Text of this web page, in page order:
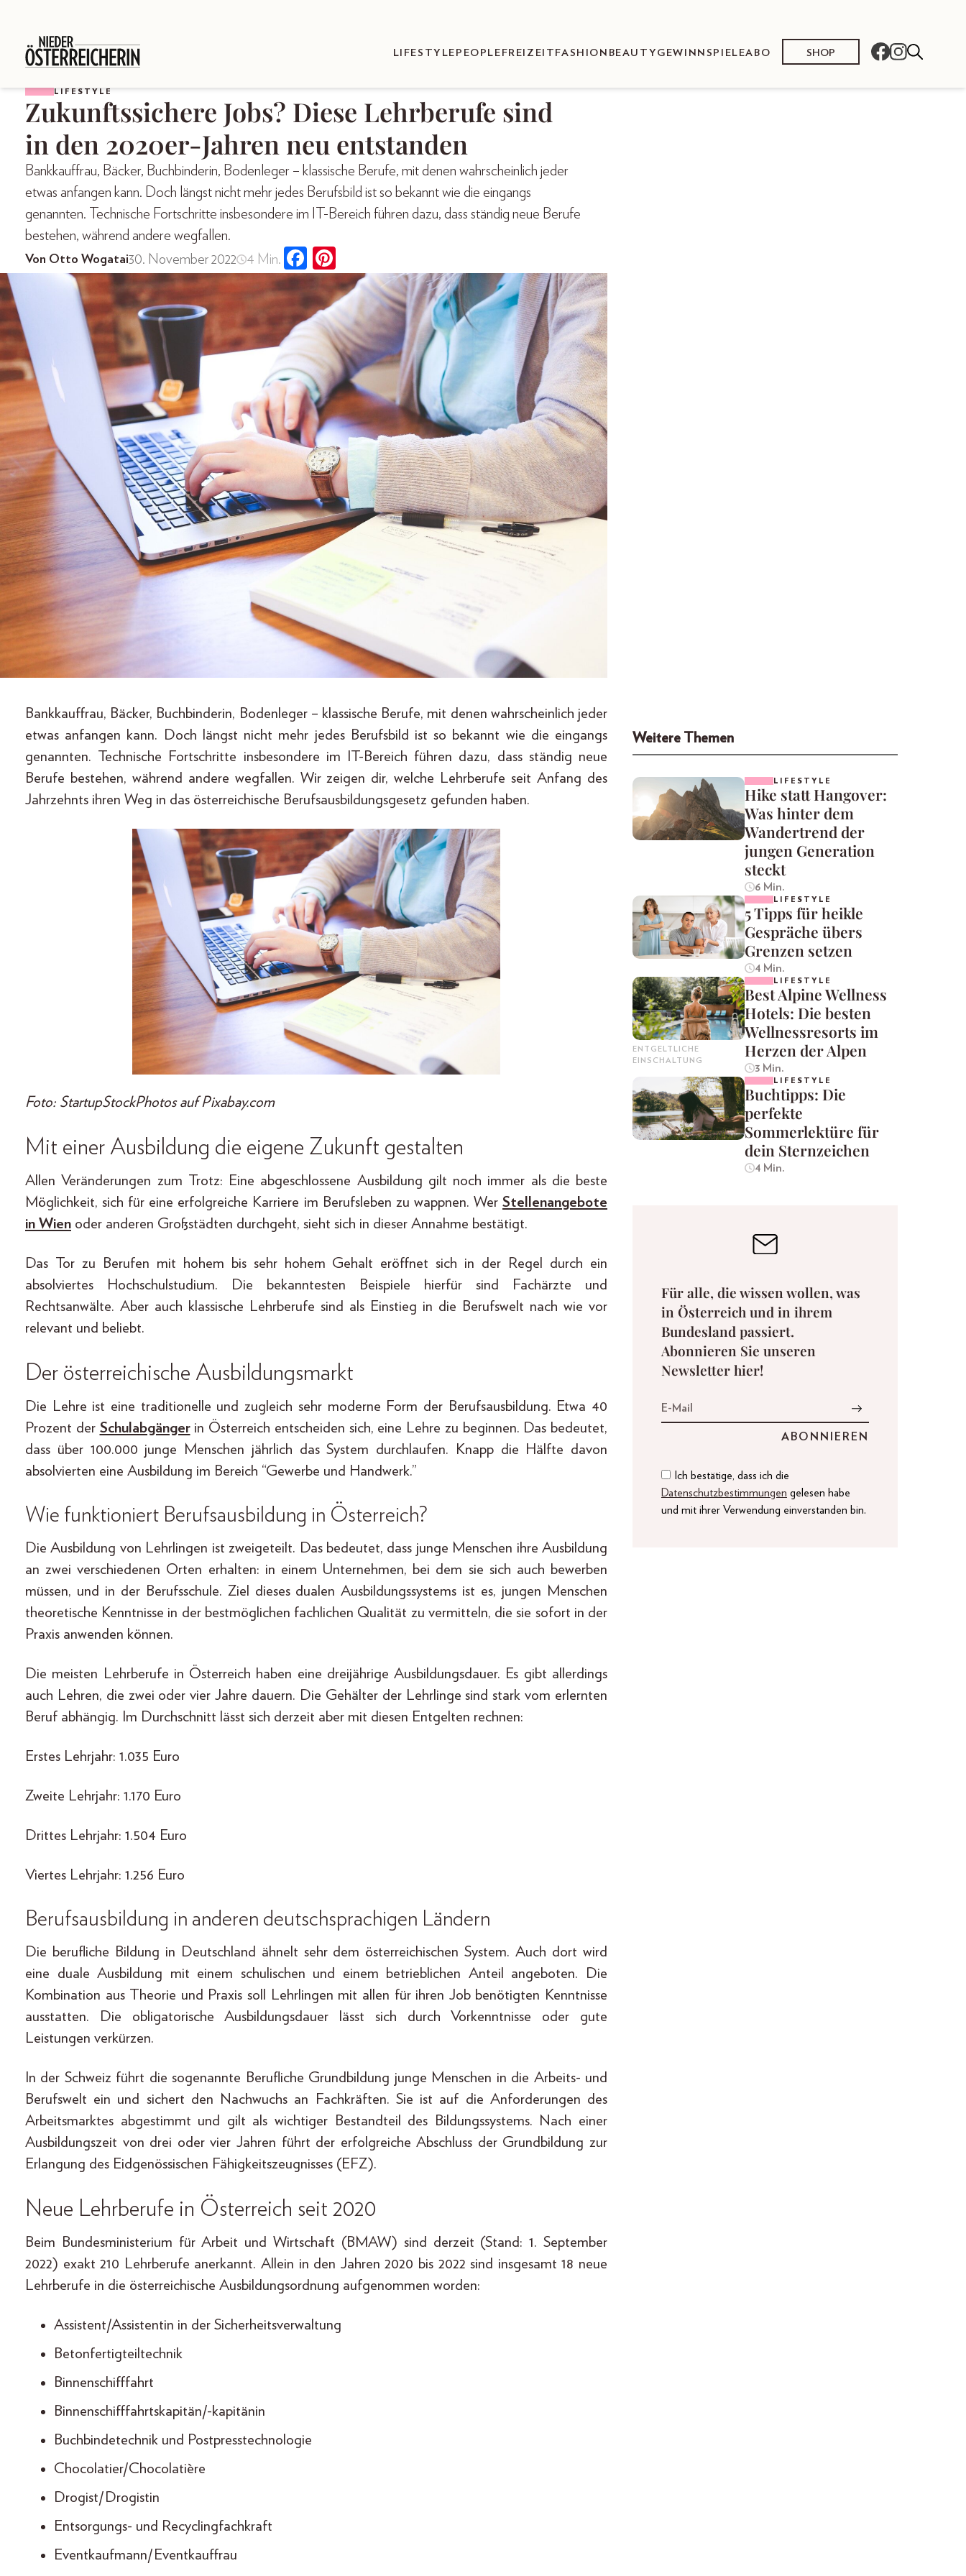
LIFESTYLE PEOPLE FREIZEIT FASHION BEAUTY GEWINNSPIELEABO SHOP
LIFESTYLE
Zukunftssichere Jobs? Diese Lehrberufe sind
in den 2020er-Jahren neu entstanden
Bankkauffrau, Bäcker, Buchbinderin, Bodenleger – klassische Berufe, mit denen wahrscheinlich jeder
etwas anfangen kann. Doch längst nicht mehr jedes Berufsbild ist so bekannt wie die eingangs
genannten. Technische Fortschritte insbesondere im IT-Bereich führen dazu, dass ständig neue Berufe
bestehen, während andere wegfallen.
Von Otto Wogatai30. November 2022 4 Min.
Bankkauffrau, Bäcker, Buchbinderin, Bodenleger – klassische Berufe, mit denen wahrscheinlich jeder
etwas anfangen kann. Doch längst nicht mehr jedes Berufsbild ist so bekannt wie die eingangs
genannten. Technische Fortschritte insbesondere im IT-Bereich führen dazu, dass ständig neue
Berufe bestehen, während andere wegfallen. Wir zeigen dir, welche Lehrberufe seit Anfang des
Jahrzehnts ihren Weg in das österreichische Berufsausbildungsgesetz gefunden haben.
Foto: StartupStockPhotos auf Pixabay.com
Mit einer Ausbildung die eigene Zukunft gestalten
Allen Veränderungen zum Trotz: Eine abgeschlossene Ausbildung gilt noch immer als die beste
Möglichkeit, sich für eine erfolgreiche Karriere im Berufsleben zu wappnen. Wer Stellenangebote
in Wien oder anderen Großstädten durchgeht, sieht sich in dieser Annahme bestätigt.
Das Tor zu Berufen mit hohem bis sehr hohem Gehalt eröffnet sich in der Regel durch ein
absolviertes Hochschulstudium. Die bekanntesten Beispiele hierfür sind Fachärzte und
Rechtsanwälte. Aber auch klassische Lehrberufe sind als Einstieg in die Berufswelt nach wie vor
relevant und beliebt.
Der österreichische Ausbildungsmarkt
Die Lehre ist eine traditionelle und zugleich sehr moderne Form der Berufsausbildung. Etwa 40
Prozent der Schulabgängerin Österreich entscheiden sich, eine Lehre zu beginnen. Das bedeutet,
dass über 100.000 junge Menschen jährlich das System durchlaufen. Knapp die Hälfte davon
absolvierten eine Ausbildung im Bereich “Gewerbe und Handwerk.”
Wie funktioniert Berufsausbildung in Österreich?
Die Ausbildung von Lehrlingen ist zweigeteilt. Das bedeutet, dass junge Menschen ihre Ausbildung
an zwei verschiedenen Orten erhalten: in einem Unternehmen, bei dem sie sich auch bewerben
müssen, und in der Berufsschule. Ziel dieses dualen Ausbildungssystems ist es, jungen Menschen
theoretische Kenntnisse in der bestmöglichen fachlichen Qualität zu vermitteln, die sie sofort in der
Praxis anwenden können.
Die meisten Lehrberufe in Österreich haben eine dreijährige Ausbildungsdauer. Es gibt allerdings
auch Lehren, die zwei oder vier Jahre dauern. Die Gehälter der Lehrlinge sind stark vom erlernten
Beruf abhängig. Im Durchschnitt lässt sich derzeit aber mit diesen Entgelten rechnen:
Erstes Lehrjahr: 1.035 Euro
Zweite Lehrjahr: 1.170 Euro
Drittes Lehrjahr: 1.504 Euro
Viertes Lehrjahr: 1.256 Euro
Berufsausbildung in anderen deutschsprachigen Ländern
Die berufliche Bildung in Deutschland ähnelt sehr dem österreichischen System. Auch dort wird
eine duale Ausbildung mit einem schulischen und einem betrieblichen Anteil angeboten. Die
Kombination aus Theorie und Praxis soll Lehrlingen mit allen für ihren Job benötigten Kenntnisse
ausstatten. Die obligatorische Ausbildungsdauer lässt sich durch Vorkenntnisse oder gute
Leistungen verkürzen.
In der Schweiz führt die sogenannte Berufliche Grundbildung junge Menschen in die Arbeits- und
Berufswelt ein und sichert den Nachwuchs an Fachkräften. Sie ist auf die Anforderungen des
Arbeitsmarktes abgestimmt und gilt als wichtiger Bestandteil des Bildungssystems. Nach einer
Ausbildungszeit von drei oder vier Jahren führt der erfolgreiche Abschluss der Grundbildung zur
Erlangung des Eidgenössischen Fähigkeitszeugnisses (EFZ).
Neue Lehrberufe in Österreich seit 2020
Beim Bundesministerium für Arbeit und Wirtschaft (BMAW) sind derzeit (Stand: 1. September
2022) exakt 210 Lehrberufe anerkannt. Allein in den Jahren 2020 bis 2022 sind insgesamt 18 neue
Lehrberufe in die österreichische Ausbildungsordnung aufgenommen worden:
Assistent/Assistentin in der Sicherheitsverwaltung
Betonfertigteiltechnik
Binnenschifffahrt
Binnenschifffahrtskapitän/-kapitänin
Buchbindetechnik und Postpresstechnologie
Chocolatier/Chocolatière
Drogist/Drogistin
Entsorgungs- und Recyclingfachkraft
Eventkaufmann/Eventkauffrau
Weitere Themen
LIFESTYLE
Hike statt Hangover:
Was hinter dem
Wandertrend der
jungen Generation
steckt
6 Min.
LIFESTYLE
5 Tipps für heikle
Gespräche übers
Grenzen setzen
4 Min.
ENTGELTLICHE
EINSCHALTUNG
LIFESTYLE
Best Alpine Wellness
Hotels: Die besten
Wellnessresorts im
Herzen der Alpen
3 Min.
LIFESTYLE
Buchtipps: Die
perfekte
Sommerlektüre für
dein Sternzeichen
4 Min.
Für alle, die wissen wollen, was
in Österreich und in ihrem
Bundesland passiert.
Abonnieren Sie unseren
Newsletter hier!
Ich bestätige, dass ich die
Datenschutzbestimmungen gelesen habe
und mit ihrer Verwendung einverstanden bin.